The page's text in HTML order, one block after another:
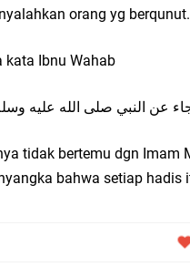
orang yg
kata Ibnu Wahab
عن النبي صلى الله عليه
tidak bertemu dgn Imam
bahwa setiap hadis